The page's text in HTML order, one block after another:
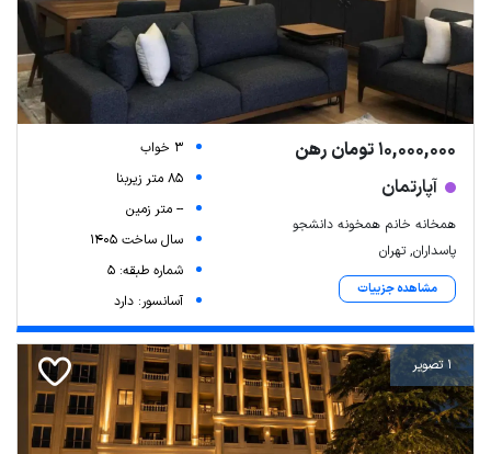
Leaflet | Map data ©
10,000,000 تومان رهن
آپارتمان
همخانه خانم همخونه دانشجو
پاسداران, تهران
مشاهده جزییات
3 خواب
85 متر زیربنا
-- متر زمین
سال ساخت 1405
شماره طبقه: 5
آسانسور: دارد
1 تصویر